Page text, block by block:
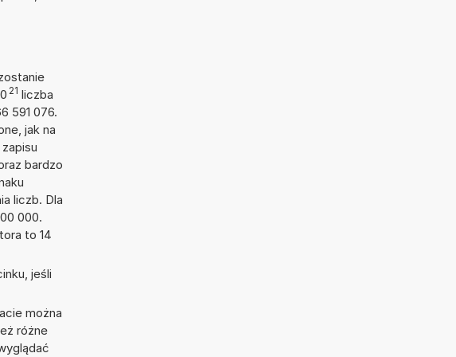
21 liczba
591 076.
jak na
bardzo
liczb. Dla
000.
to 14
jeśli
można
różne